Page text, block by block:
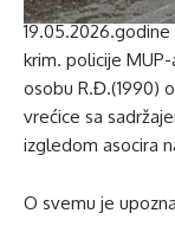
krim. policije
osobu R.Đ.(1990)
vrećice sa
izgledom asocira
O svemu je